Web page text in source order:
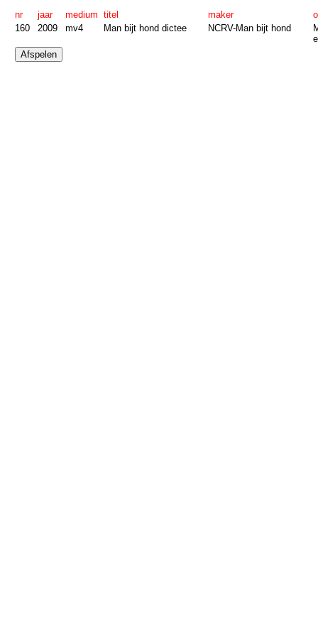
nr jaar medium titel maker
160
2009 mv4 Man bijt hond dictee NCRV-Man bijt hond